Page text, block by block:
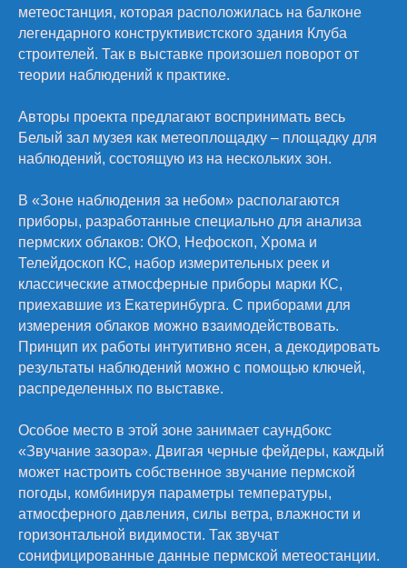
метеостанция, которая расположилась на балконе
легендарного конструктивистского здания Клуба
строителей. Так в выставке произошел поворот от
теории наблюдений к практике.
Авторы проекта предлагают воспринимать весь
Белый зал музея как метеоплощадку – площадку для
наблюдений, состоящую из на нескольких зон.
В «Зоне наблюдения за небом» располагаются
приборы, разработанные специально для анализа
пермских облаков: ОКО, Нефоскоп, Хрома и
Телейдоскоп КС, набор измерительных реек и
классические атмосферные приборы марки КС,
приехавшие из Екатеринбурга. С приборами для
измерения облаков можно взаимодействовать.
Принцип их работы интуитивно ясен, а декодировать
результаты наблюдений можно с помощью ключей,
распределенных по выставке.
Особое место в этой зоне занимает саундбокс
«Звучание зазора». Двигая черные фейдеры, каждый
может настроить собственное звучание пермской
погоды, комбинируя параметры температуры,
атмосферного давления, силы ветра, влажности и
горизонтальной видимости. Так звучат
сонифицированные данные пермской метеостанции.